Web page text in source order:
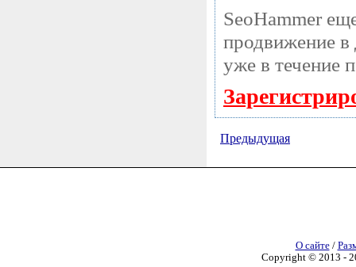
SeoHammer
продвижение в
уже в течение
Предыдущая
О сайте/
Copyright © 2013 -